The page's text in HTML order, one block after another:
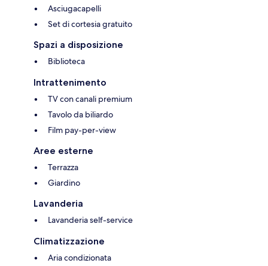
Asciugacapelli
Set di cortesia gratuito
Spazi a disposizione
Biblioteca
Intrattenimento
TV con canali premium
Tavolo da biliardo
Film pay-per-view
Aree esterne
Terrazza
Giardino
Lavanderia
Lavanderia self-service
Climatizzazione
Aria condizionata